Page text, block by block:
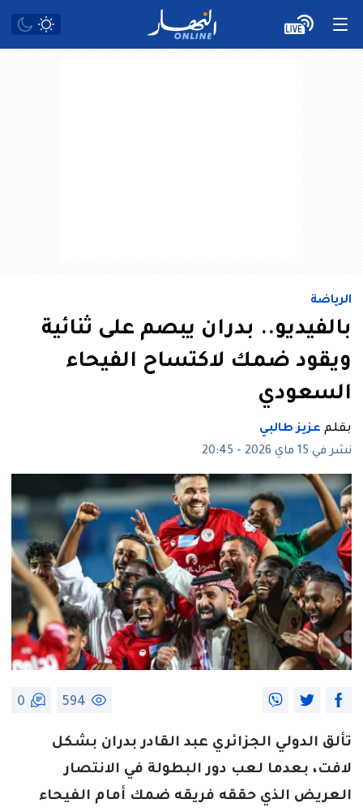
الرياضة
بالفيديو.. بدران يبصم على ثنائية
ويقود ضمك لاكتساح الفيحاء
السعودي
بقلم عزيز طالبي
نشر في 15 ماي 2026 - 20:45
594
0
تألق الدولي الجزائري عبد القادر بدران بشكل
لافت، بعدما لعب دور البطولة في الانتصار
العريض الذي حققه فريقه ضمك أمام الفيحاء